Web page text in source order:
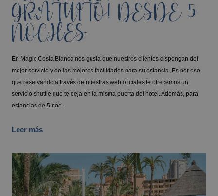
GRATUITO! DESDE 5
NOCHES
En Magic Costa Blanca nos gusta que nuestros clientes dispongan del
mejor servicio y de las mejores facilidades para su estancia. Es por eso
que reservando a través de nuestras web oficiales te ofrecemos un
servicio shuttle que te deja en la misma puerta del hotel. Además, para
estancias de 5 noc...
Leer más